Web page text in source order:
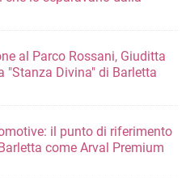
al Parco Rossani, Giuditta
"Stanza Divina" di Barletta
il punto di riferimento
come Arval Premium